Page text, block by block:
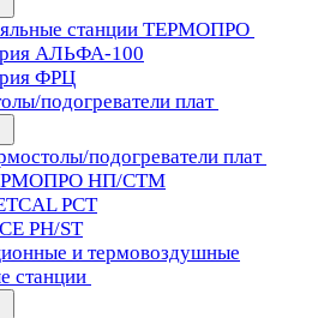
станции ТЕРМОПРО
АЛЬФА-100
ФРЦ
подогреватели плат
подогреватели плат
НП/СТМ
PCT
PH/ST
и термовоздушные
станции